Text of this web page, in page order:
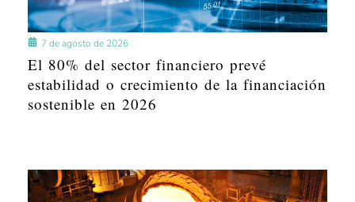
7 de agosto de 2026
El 80% del sector financiero prevé
estabilidad o crecimiento de la financiación
sostenible en 2026